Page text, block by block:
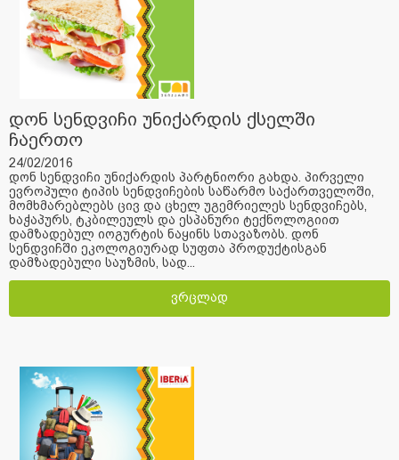
დონ სენდვიჩი უნიქარდის ქსელში
ჩაერთო
24/02/2016
დონ სენდვიჩი უნიქარდის პარტნიორი გახდა. პირველი
ევროპული ტიპის სენდვიჩების საწარმო საქართველოში,
მომხმარებლებს ცივ და ცხელ უგემრიელეს სენდვიჩებს,
ხაჭაპურს, ტკბილეულს და ესპანური ტექნოლოგიით
დამზადებულ იოგურტის ნაყინს სთავაზობს. დონ
სენდვიჩში ეკოლოგიურად სუფთა პროდუქტისგან
დამზადებული საუზმის, სად...
ვრცლად